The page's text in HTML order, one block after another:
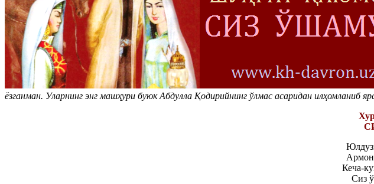
ёзганман. Уларнинг энг машҳури буюк Абдулла Қодирийнинг ўлмас асаридан илҳомланиб
Кеча-
Сиз